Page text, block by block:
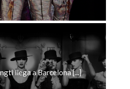
llega a Barcelona [...]